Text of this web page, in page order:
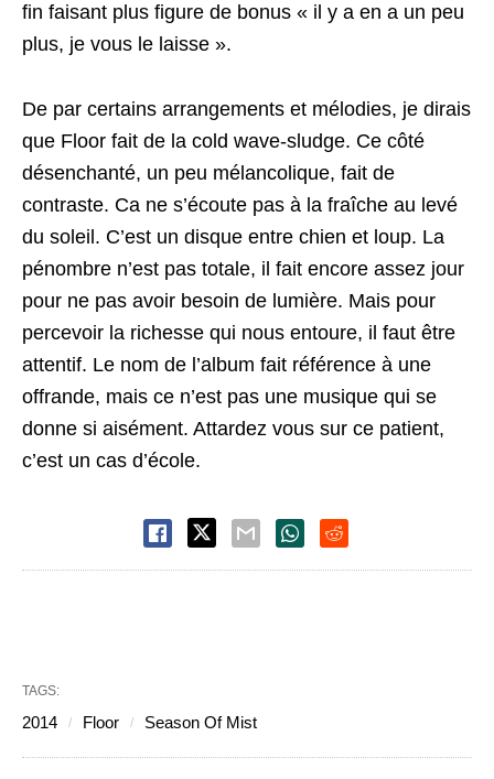
fin faisant plus figure de bonus « il y a en a un peu
plus, je vous le laisse ».
De par certains arrangements et mélodies, je dirais
que Floor fait de la cold wave-sludge. Ce côté
désenchanté, un peu mélancolique, fait de
contraste. Ca ne s’écoute pas à la fraîche au levé
du soleil. C’est un disque entre chien et loup. La
pénombre n’est pas totale, il fait encore assez jour
pour ne pas avoir besoin de lumière. Mais pour
percevoir la richesse qui nous entoure, il faut être
attentif. Le nom de l’album fait référence à une
offrande, mais ce n’est pas une musique qui se
donne si aisément. Attardez vous sur ce patient,
c’est un cas d’école.
TAGS:
2014 Floor Season Of Mist